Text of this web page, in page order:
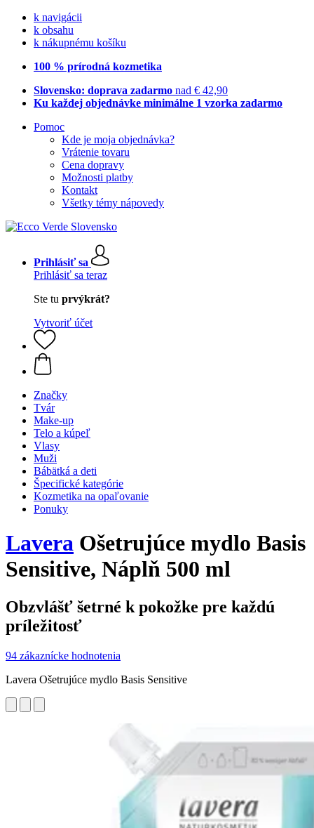
k navigácii
k obsahu
k nákupnému košíku
100 % prírodná kozmetika
Slovensko: doprava zadarmo nad € 42,90
Ku každej objednávke minimálne 1 vzorka zadarmo
Pomoc
Kde je moja objednávka?
Vrátenie tovaru
Cena dopravy
Možnosti platby
Kontakt
Všetky témy nápovedy
Prihlásiť sa
Prihlásiť sa teraz
Ste tu prvýkrát?
Vytvoriť účet
Značky
Tvár
Make-up
Telo a kúpeľ
Vlasy
Muži
Bábätká a deti
Špecifické kategórie
Kozmetika na opaľovanie
Ponuky
Lavera Ošetrujúce mydlo Basis
Sensitive, Náplň 500 ml
Obzvlášť šetrné k pokožke pre každú
príležitosť
94 zákaznícke hodnotenia
Lavera Ošetrujúce mydlo Basis Sensitive